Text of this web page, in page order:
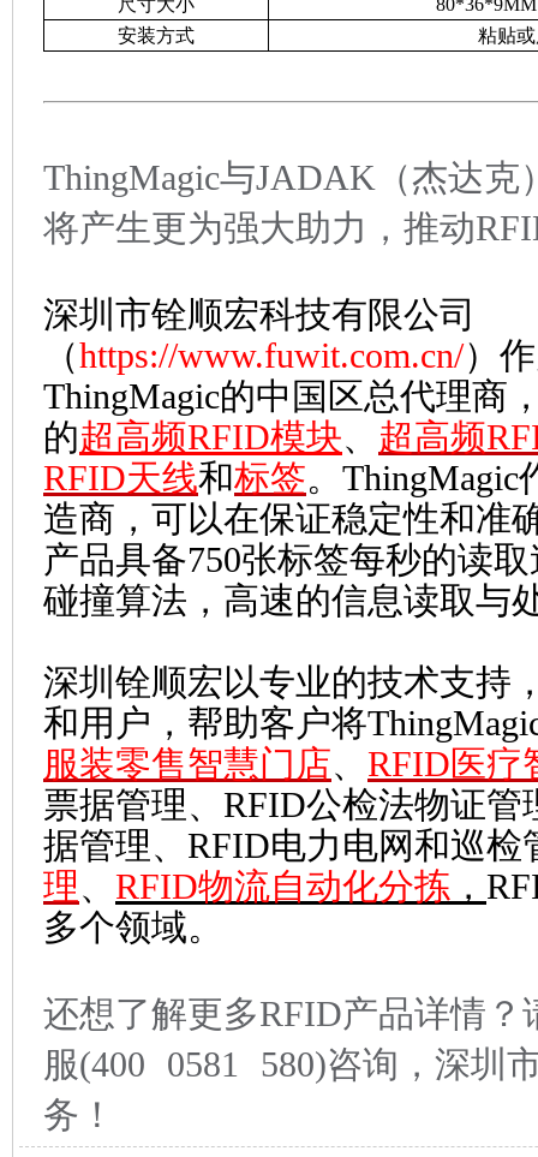
尺寸大小
安装方式
粘贴
ThingMagic与JADAK（杰达
将产生更为强大助力，推动
深圳市铨顺宏科技有限公司
（https://www.fuwit.com.cn/）
ThingMagic的中国区总代理商
的超高频RFID模块、 超高频
RFID天线和标签。
造商，可以在保证稳定性和准
产品具备750张标签每秒的读
碰撞算法，高速的信息读取与
深圳铨顺宏以专业的技术支持
和用户，帮助客户将
服装零售智慧门店、 RFID医疗
票据管理、RFID公检法物证
据管理、RFID电力电网和巡检
理、 RFID物流自动化分拣 ，
多个领域。
还想了解更多RFID产品详情
服(400 0581 580)咨询，深圳
务！